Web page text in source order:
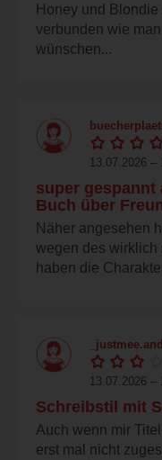
Honey und
verbunden wie
wünschen...
13.07.2026 –
super gespannt
Buch über
Näher angesehen
wegen des wirklich
haben die
13.07.2026 –
Schreibstil mit
Auch wenn mir
erst mal nicht